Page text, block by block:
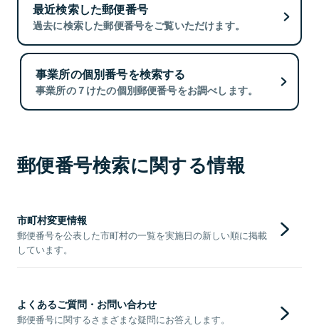
最近検索した郵便番号
過去に検索した郵便番号をご覧いただけます。
事業所の個別番号を検索する
事業所の７けたの個別郵便番号をお調べします。
郵便番号検索に関する情報
市町村変更情報
郵便番号を公表した市町村の一覧を実施日の新しい順に掲載
しています。
よくあるご質問・お問い合わせ
郵便番号に関するさまざまな疑問にお答えします。